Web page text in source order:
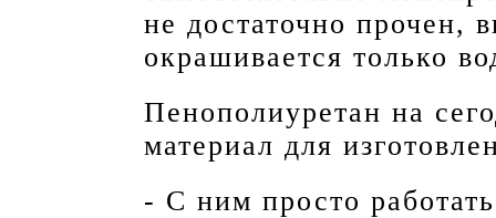
не достаточно прочен,
окрашивается только
Пенополиуретан на
материал для
- С ним просто